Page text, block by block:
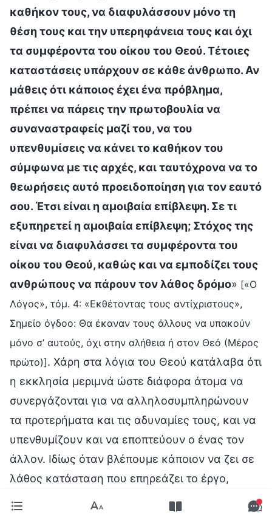
καθήκον τους, να διαφυλάσσουν μόνο τη
θέση τους και την υπερηφάνεια τους και όχι
τα συμφέροντα του οίκου του Θεού. Τέτοιες
καταστάσεις υπάρχουν σε κάθε άνθρωπο. Αν
μάθεις ότι κάποιος έχει ένα πρόβλημα,
πρέπει να πάρεις την πρωτοβουλία να
συναναστραφείς μαζί του, να του
υπενθυμίσεις να κάνει το καθήκον του
σύμφωνα με τις αρχές, και ταυτόχρονα να το
θεωρήσεις αυτό προειδοποίηση για τον εαυτό
σου. Έτσι είναι η αμοιβαία επίβλεψη. Σε τι
εξυπηρετεί η αμοιβαία επίβλεψη; Στόχος της
είναι να διαφυλάσσει τα συμφέροντα του
οίκου του Θεού, καθώς και να εμποδίζει τους
ανθρώπους να πάρουν τον λάθος δρόμο» [«Ο
Λόγος», τόμ. 4: «Εκθέτοντας τους αντίχριστους»,
Σημείο όγδοο: Θα έκαναν τους άλλους να υπακούν
μόνο σ’ αυτούς, όχι στην αλήθεια ή στον Θεό (Μέρος
πρώτο)]. Χάρη στα λόγια του Θεού κατάλαβα ότι
η εκκλησία μεριμνά ώστε διάφορα άτομα να
συνεργάζονται για να αλληλοσυμπληρώνουν
τα προτερήματα και τις αδυναμίες τους, και να
υπενθυμίζουν και να εποπτεύουν ο ένας τον
άλλον. Ιδίως όταν βλέπουμε κάποιον να ζει σε
λάθος κατάσταση που επηρεάζει το έργο,